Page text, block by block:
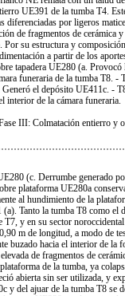
UE391 de la tumba T4.
diferenciadas por ligeros
de fragmentos de cerámica
su estructura y
a partir de los
tapadera UE280 (a. Provocó
funeraria de la tumba T8.
Generó el depósito UE411c. -
interior de la cámara funeraria.
III: Colmatación entierro y
(c. Derrumbe generado
plataforma UE280a
al hundimiento de la
Tanto la tumba T8 como el
y en su sector
m de longitud, a modo de
buzado hacia el interior de la
de fragmentos de
de la tumba, ya
abierta sin ser utilizada, y
y del ajuar de la tumba T8 se